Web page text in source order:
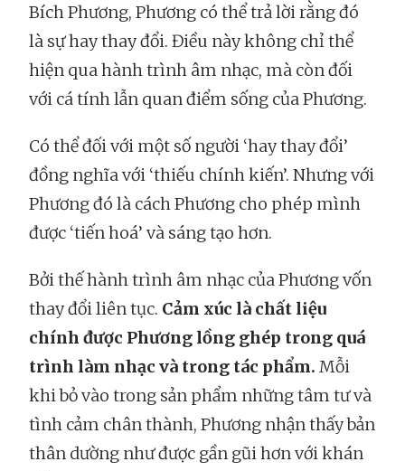
Bích Phương, Phương có thể trả lời rằng đó
là sự hay thay đổi. Điều này không chỉ thể
hiện qua hành trình âm nhạc, mà còn đối
với cá tính lẫn quan điểm sống của Phương.
Có thể đối với một số người ‘hay thay đổi’
đồng nghĩa với ‘thiếu chính kiến’. Nhưng với
Phương đó là cách Phương cho phép mình
được ‘tiến hoá’ và sáng tạo hơn.
Bởi thế hành trình âm nhạc của Phương vốn
thay đổi liên tục. Cảm xúc là chất liệu
chính được Phương lồng ghép trong quá
trình làm nhạc và trong tác phẩm. Mỗi
khi bỏ vào trong sản phẩm những tâm tư và
tình cảm chân thành, Phương nhận thấy bản
thân dường như được gần gũi hơn với khán